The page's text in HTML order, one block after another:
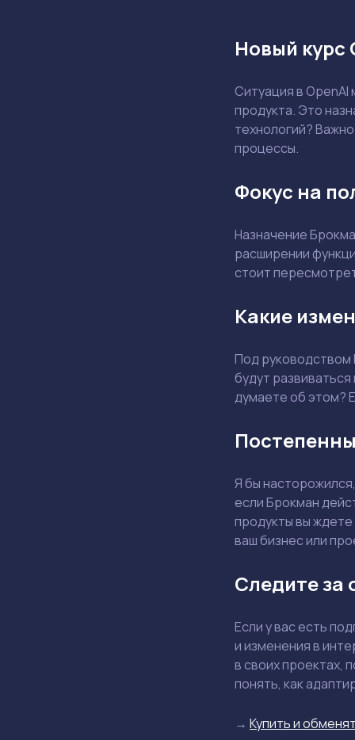
Новый курс
Ситуация в
продукта. Это
технологий?
процессы.
Фокус на
Назначение
расширении
стоит
Какие
Под руководством
будут
думаете об этом?
Я бы
если Брокман
продукты вы ждете
ваш бизнес или
Следите за
Если у вас есть
и изменения в
в своих проектах,
понять, как
→ Купить и